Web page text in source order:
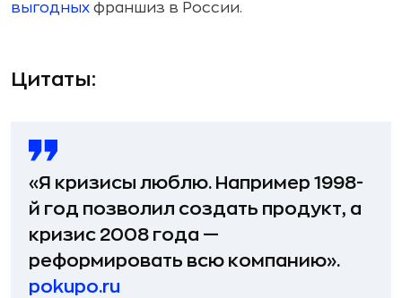
выгодных франшиз в России.
Цитаты:
«Я кризисы люблю. Например 1998-
й год позволил создать продукт, а
кризис 2008 года —
реформировать всю компанию».
pokupo.ru